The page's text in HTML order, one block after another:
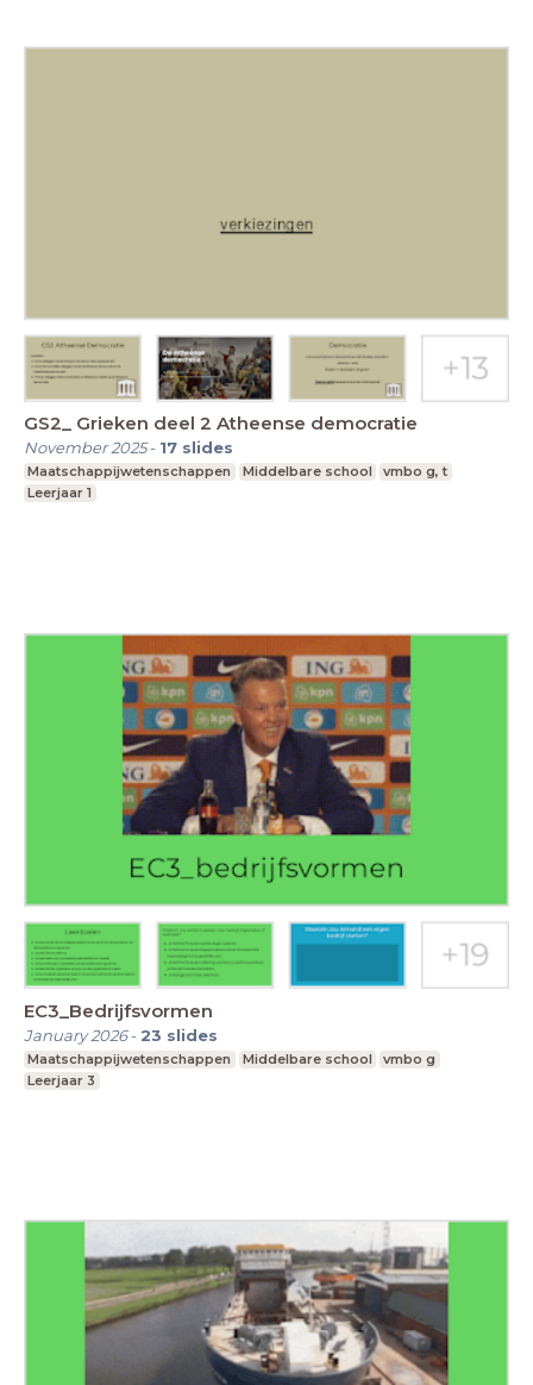
GS2_ Grieken deel 2 Atheense democratie
November 2025- 17 slides
Maatschappijwetenschappen Middelbare school
vmbo g, t
Leerjaar 1
EC3_Bedrijfsvormen
January 2026- 23 slides
Maatschappijwetenschappen Middelbare school
vmbo g
Leerjaar 3